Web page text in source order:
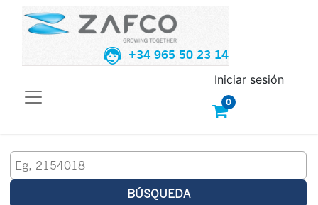
+34 965 50 23 14
0
Iniciar sesión
BÚSQUEDA